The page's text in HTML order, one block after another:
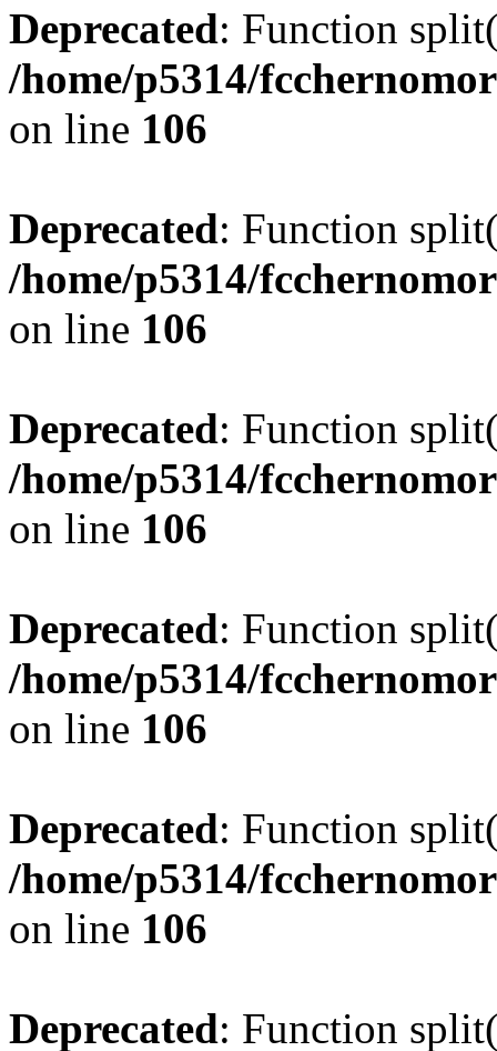
Deprecated: Function
/home/p5314/
on line 106
Deprecated: Function
/home/p5314/
on line 106
Deprecated: Function
/home/p5314/
on line 106
Deprecated: Function
/home/p5314/
on line 106
Deprecated: Function
/home/p5314/
on line 106
Deprecated: Function